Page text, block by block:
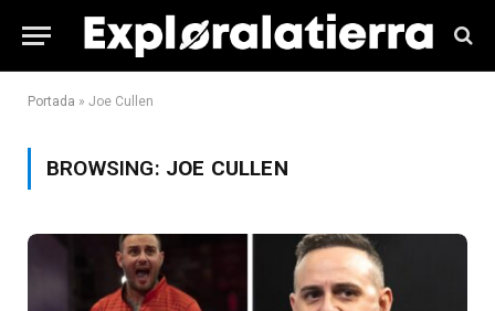
Portada » Joe Cullen
BROWSING: JOE CULLEN